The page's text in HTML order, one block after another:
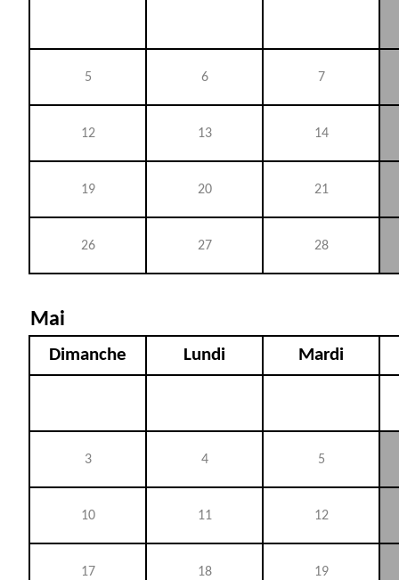
5 6 7
12 13 14
19 20 21
26 27 28
Mai
Dimanche Lundi Mardi
3 4 5
10 11 12
17 18 19